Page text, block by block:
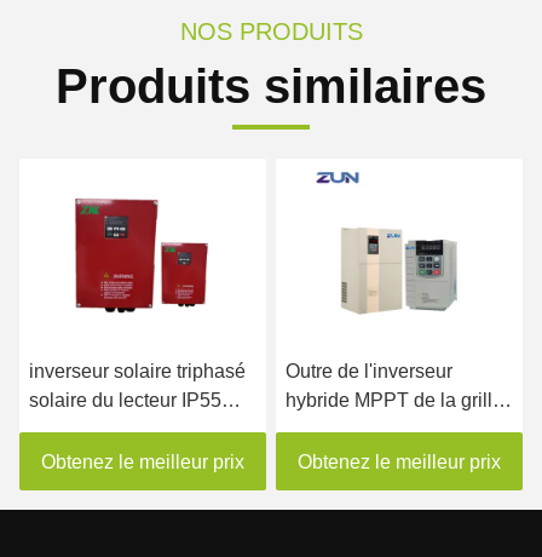
NOS PRODUITS
Produits similaires
inverseur solaire triphasé
solaire du lecteur IP55
15kw de pompe de 380V
VFD
Obtenez le meilleur prix
Outre de l'inverseur
hybride MPPT de la grille
30kw 250VDC à 800VDC
a entré la tension
Obtenez le meilleur prix